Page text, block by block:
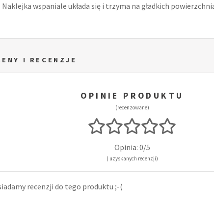
wspaniale układa się i trzyma na gładkich
I RECENZJE
OPINIE PRODUKTU
(recenzowane)
Opinia: 0/5
( uzyskanych recenzji)
recenzji do tego produktu ;-(